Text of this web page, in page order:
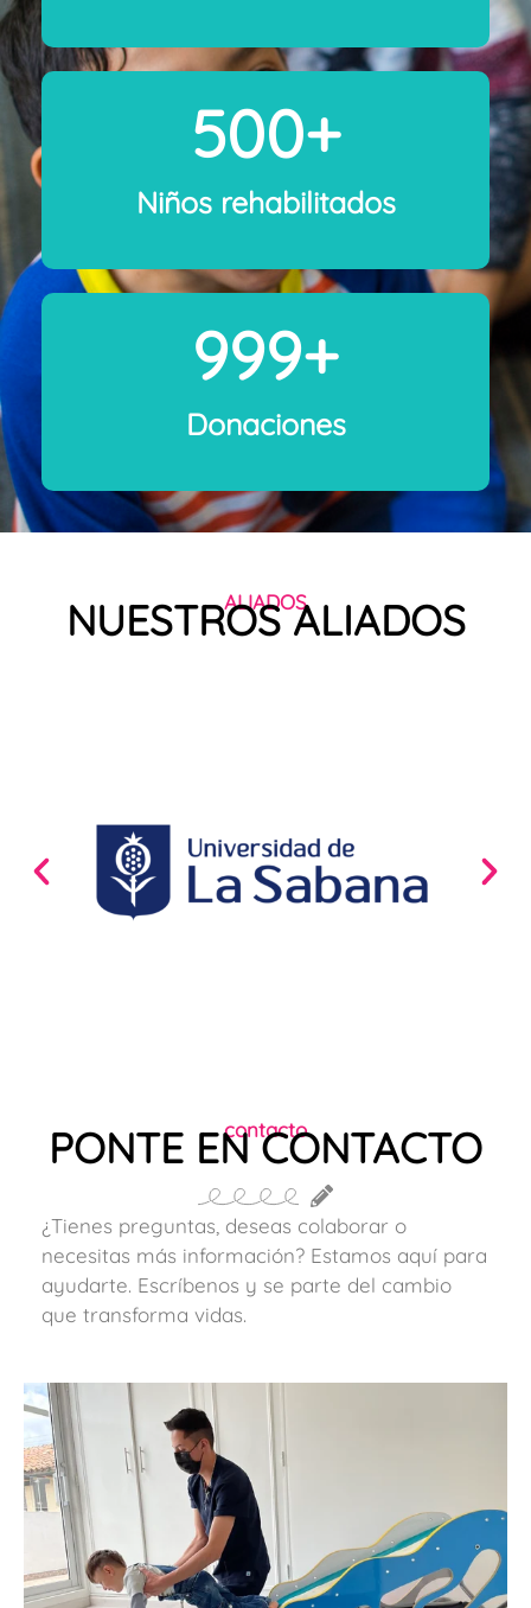
Niños rehabilitados
500+
Donaciones
1,000+
ALIADOS
NUESTROS ALIADOS
contacto
PONTE EN CONTACTO
¿Tienes preguntas, deseas colaborar o
necesitas más información? Estamos aquí para
ayudarte. Escríbenos y se parte del cambio
que transforma vidas.